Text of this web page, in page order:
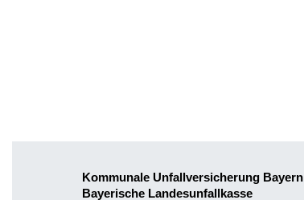
Kommunale Unfallversicherung Bayern
Bayerische Landesunfallkasse